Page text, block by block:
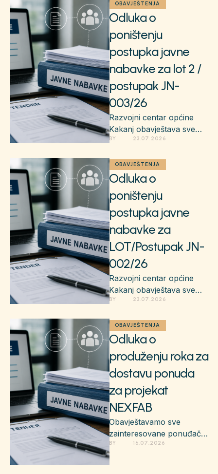
odluka o izboru
najpovoljnijeg ponuđača
OBAVJEŠTENJA
Odluka o
poništenju
postupka javne
nabavke za lot 2 /
postupak JN-
003/26
Razvojni centar općine
Kakanj obavještava sve
zainteresovane ponuđače
Odluka o poništenju javne
nabavke …
BY 23.07.2026
OBAVJEŠTENJA
Odluka o
poništenju
postupka javne
nabavke za
LOT/Postupak JN-
002/26
Razvojni centar općine
Kakanj obavještava sve
zainteresovane ponuđače
Odluka o poništenju javne
nabavke …
BY 23.07.2026
OBAVJEŠTENJA
Odluka o
produženju roka za
dostavu ponuda
za projekat
NEXFAB
Obavještavamo sve
zainteresovane ponuđače
da se rok za dostavu
ponuda po Javnom
BY 16.07.2026